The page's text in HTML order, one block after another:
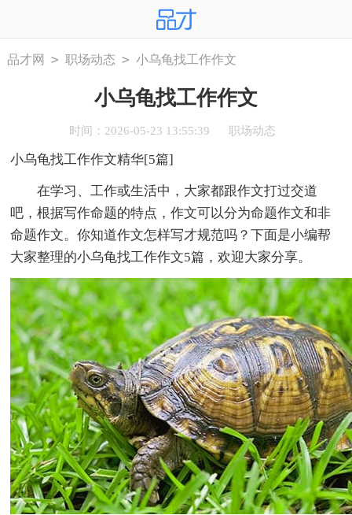
品才网 > 职场动态 > 小乌龟找工作作文
小乌龟找工作作文
时间：2026-05-23 13:55:39 职场动态
小乌龟找工作作文精华[5篇]
在学习、工作或生活中，大家都跟作文打过交道
吧，根据写作命题的特点，作文可以分为命题作文和非
命题作文。你知道作文怎样写才规范吗？下面是小编帮
大家整理的小乌龟找工作作文5篇，欢迎大家分享。